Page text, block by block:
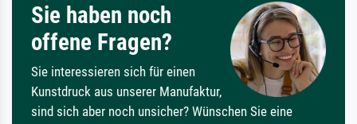
Sie haben noch
offene Fragen?
Sie interessieren sich für einen
Kunstdruck aus unserer Manufaktur,
sind sich aber noch unsicher? Wünschen Sie eine